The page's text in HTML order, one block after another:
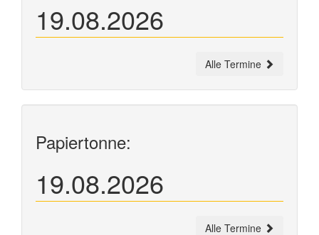
19.08.2026
Alle Termine
Papiertonne:
19.08.2026
Alle Termine